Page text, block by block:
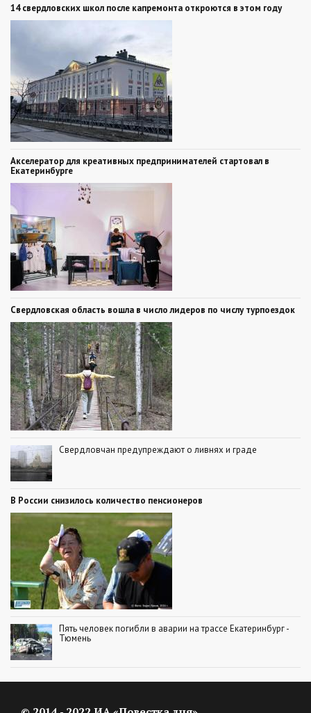
14 свердловских школ после капремонта откроются в этом году
Акселератор для креативных предпринимателей стартовал в
Екатеринбурге
Свердловская область вошла в число лидеров по числу турпоездок
Свердловчан предупреждают о ливнях и граде
В России снизилось количество пенсионеров
Пять человек погибли в аварии на трассе Екатеринбург -
Тюмень